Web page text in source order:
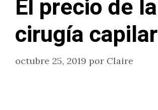
El precio de la
cirugía capilar
octubre 25, 2019 por Claire